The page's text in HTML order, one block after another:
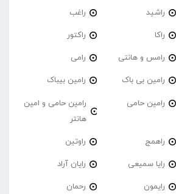
راشید راغب
راکا راکتور
رامس و هانتی رامی
رامین بی باک رامین بیباک
رامین حامی
رامین حامی و امین
هانتر
راهمج راوتین
رایا سمیعی رایان آراد
رایمون رحمان